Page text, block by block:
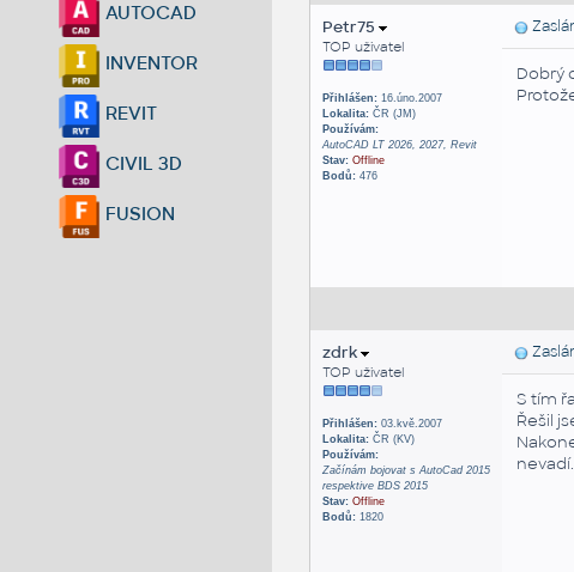
AUTOCAD
INVENTOR
REVIT
CIVIL 3D
FUSION
Petr75
TOP uživatel
Přihlášen:16.úno.2007
Lokalita:ČR (JM)
Používám:
AutoCAD LT 2026, 2027, Revit
Stav: Offline
Bodů:476
Dobrý
zdrk
TOP uživatel
Přihlášen:03.kvě.2007
Lokalita:ČR (KV)
Používám:
Začínám bojovat s AutoCad 2015
respektive BDS 2015
Stav: Offline
Bodů:1820
S tím
Řešil
nevadí.